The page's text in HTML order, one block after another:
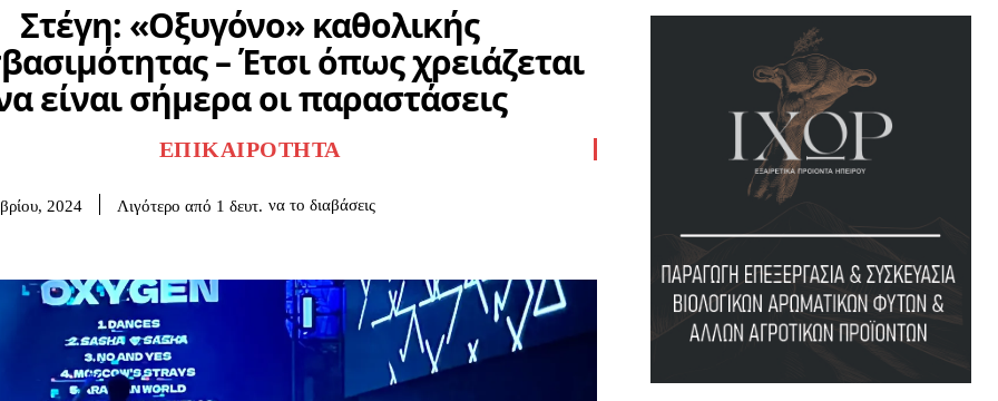
Στέγη: «Οξυγόνο» καθολικής
– Έτσι όπως χρειάζεται
είναι σήμερα οι παραστάσεις
ΕΠΙΚΑΙΡΌΤΗΤΑ
2024 Λιγότερο από 1 δευτ. να το διαβάσεις